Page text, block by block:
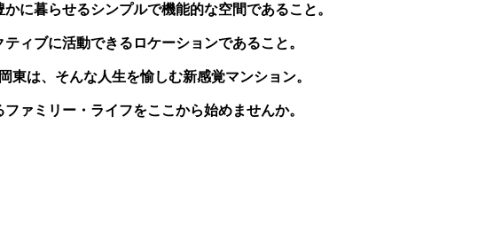
に暮らせるシンプルで機能的な空間であること。
ティブに活動できるロケーションであること。
東は、そんな人生を愉しむ新感覚マンション。
ファミリー・ライフをここから始めませんか。